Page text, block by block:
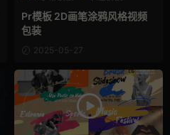
字幕条
Pr模板 2D画笔涂鸦风格视频
包装
2025-05-27